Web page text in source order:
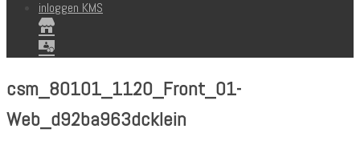
inloggen KMS
csm_80101_1120_Front_01-
Web_d92ba963dcklein